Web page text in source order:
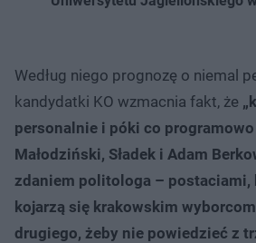
Według niego prognozę o niemal
kandydatki KO wzmacnia fakt, że
personalnie i póki co programowo
Małodziński, Sładek i Adam
zdaniem politologa – postaciami,
kojarzą się krakowskim
drugiego, żeby nie powiedzieć z